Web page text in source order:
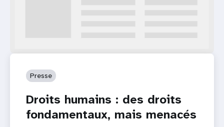
Presse
Droits humains : des droits
fondamentaux, mais menacés